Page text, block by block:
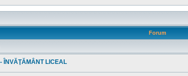
Forum
ÎNVĂŢĂMÂNT LICEAL